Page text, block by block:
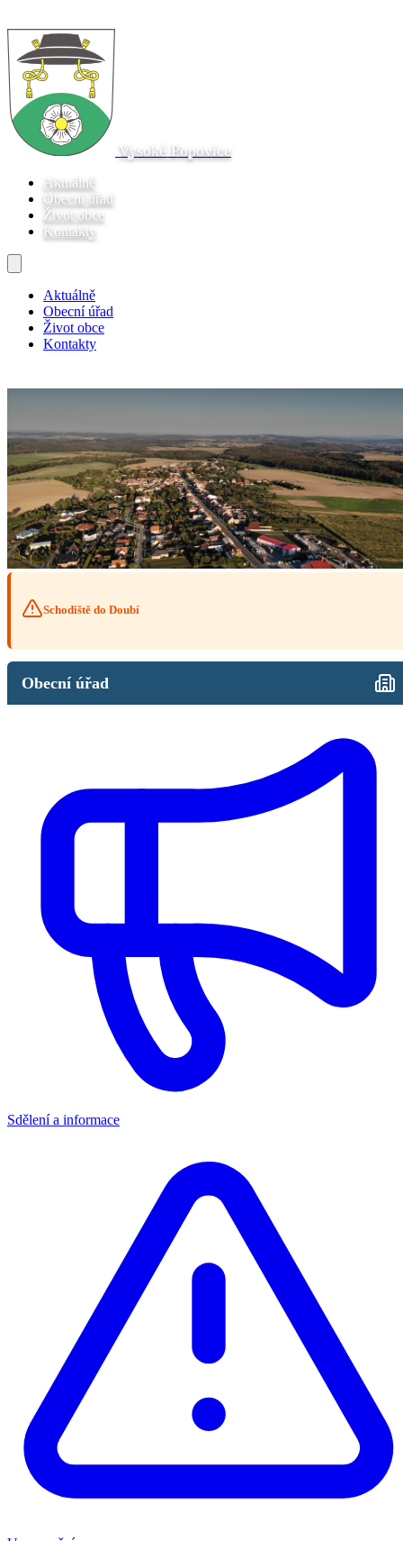
Vysoké Popovice
Aktuálně
Obecní úřad
Život obce
Kontakty
Aktuálně
Obecní úřad
Život obce
Kontakty
Schodiště do Doubí
Obecní úřad
Sdělení a informace